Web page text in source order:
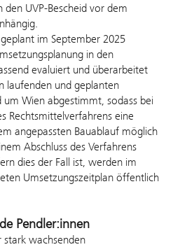
UVP-Bescheid vor dem
im September 2025
in den
evaluiert und überarbeitet
laufenden und geplanten
Wien abgestimmt, sodass bei
Rechtsmittelverfahrens eine
angepassten Bauablauf möglich
Abschluss des Verfahrens
dies der Fall ist, werden im
Umsetzungszeitplan öffentlich
Pendler:innen
stark wachsenden